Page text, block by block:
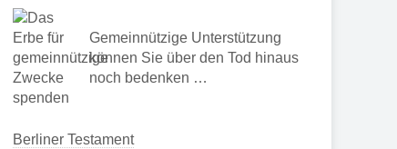
Gemeinnützige Unterstützung
können Sie über den Tod hinaus
noch bedenken …
Berliner Testament